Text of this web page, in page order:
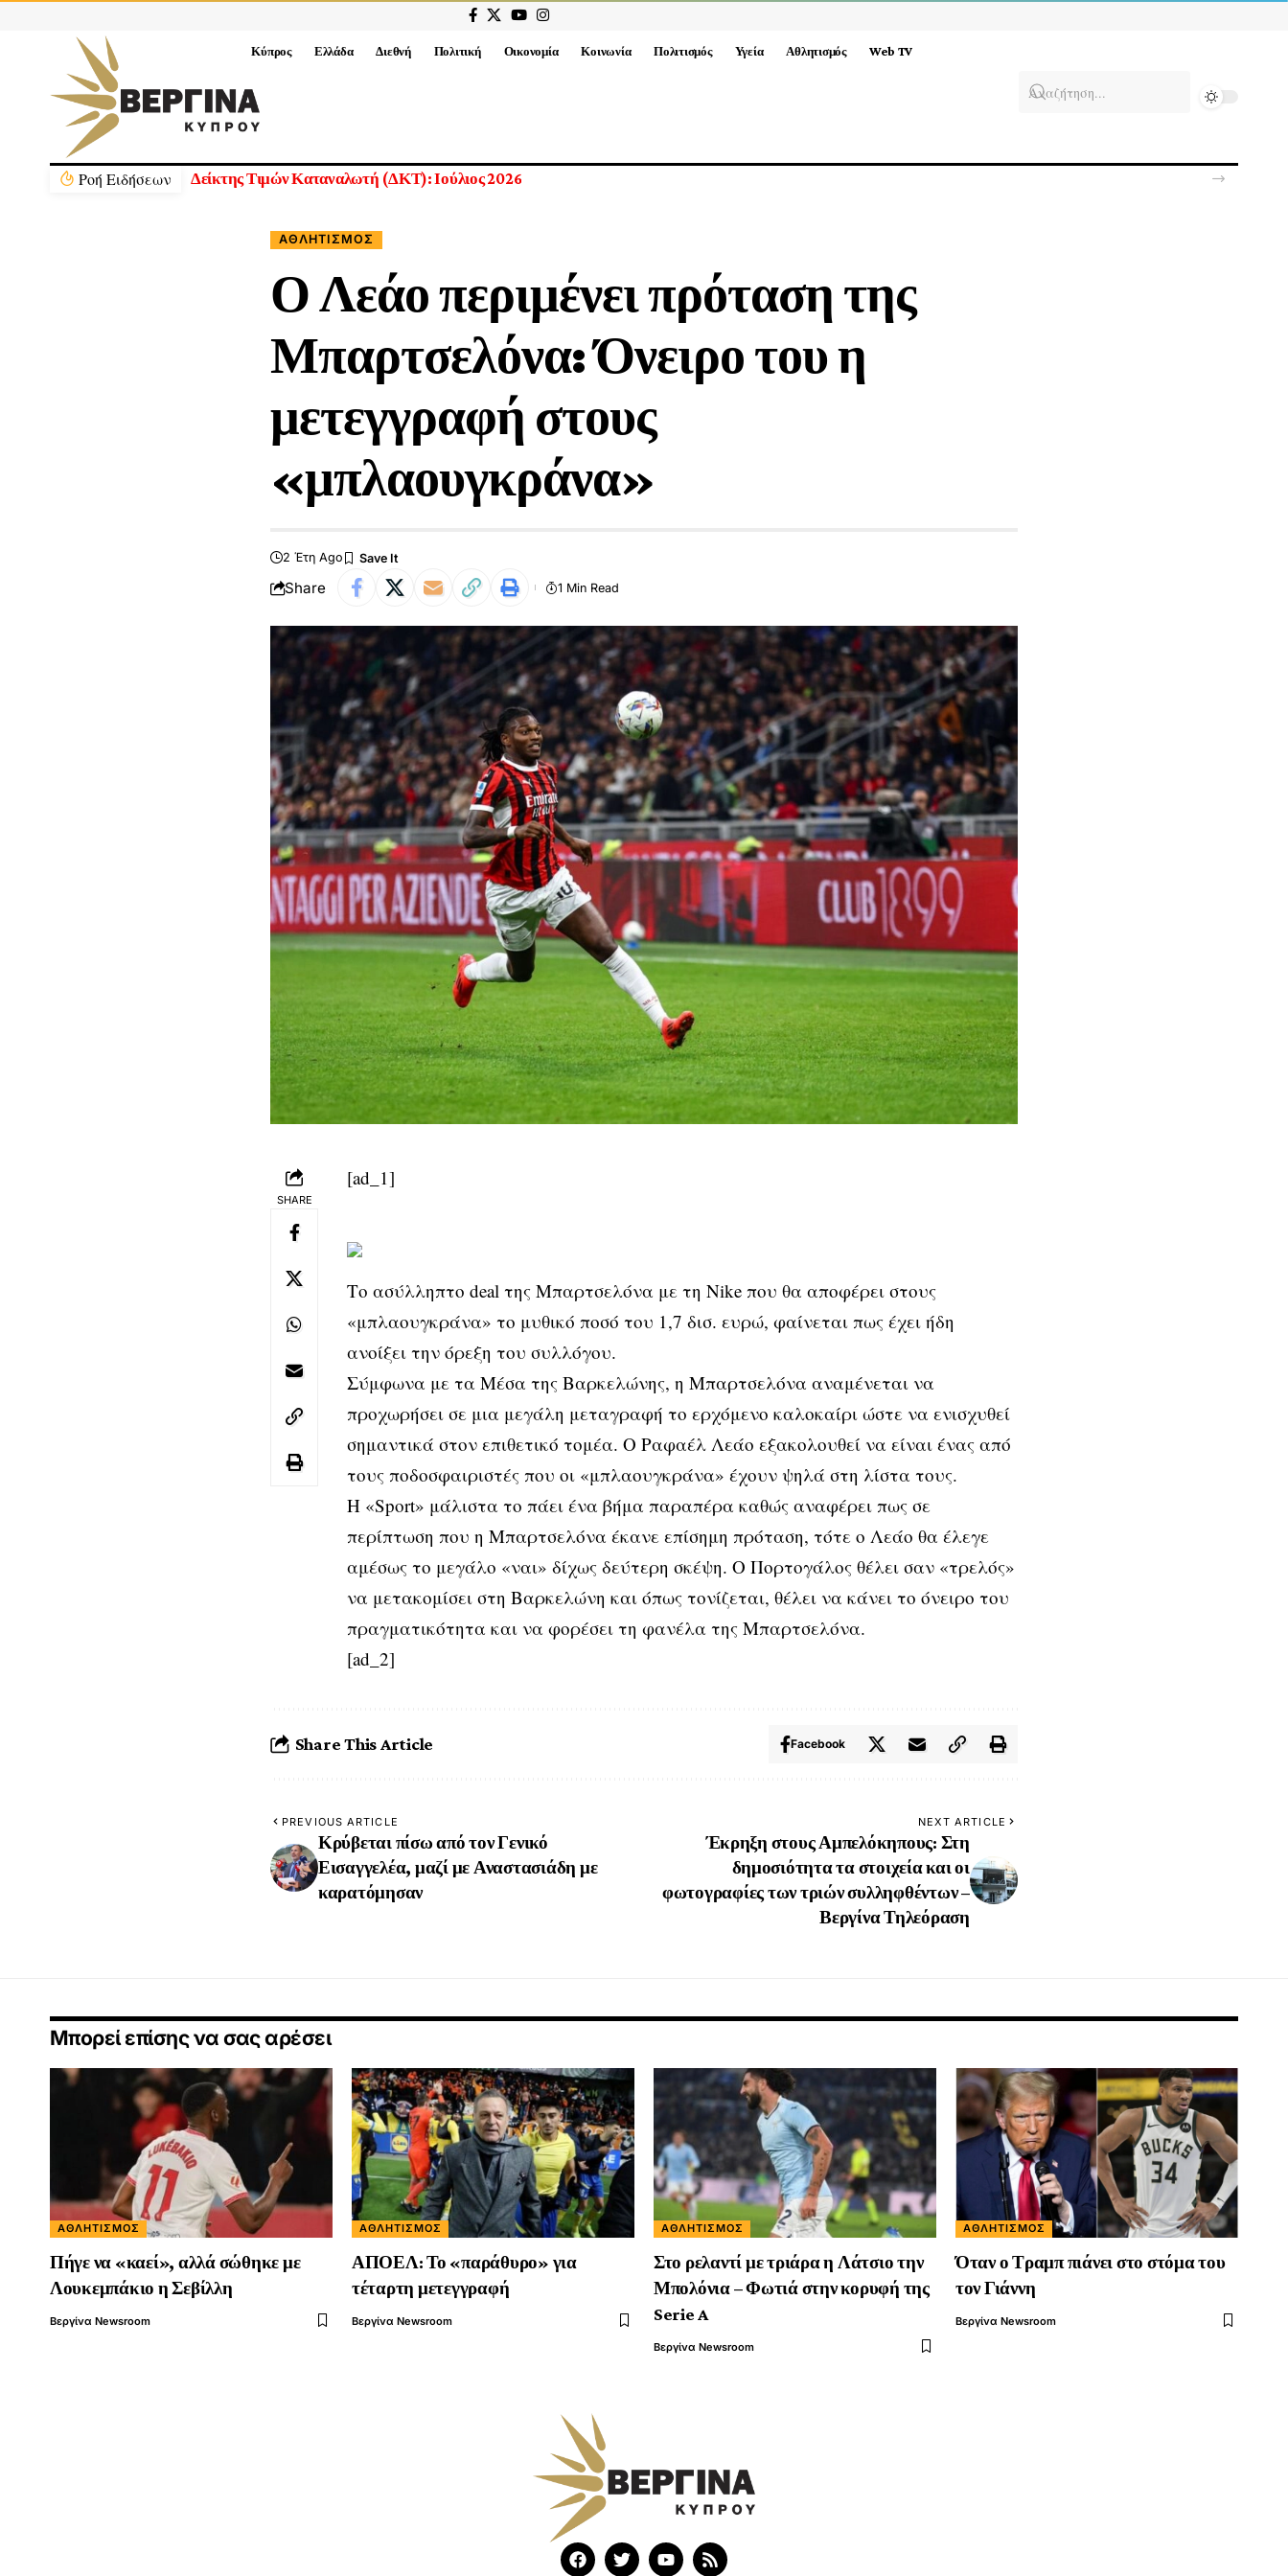
Κύπρος Ελλάδα Διεθνή Πολιτική Οικονομία Κοινωνία Πολιτισμός Υγεία Αθλητισμός Web TV
Ρoή Ειδήσεων Νέα Διοικητικά Συμβούλια Ημικρατικών Οργανισμών που έχουν εγκριθεί από το Υπουργικό Συμβούλιο
ΑΘΛΗΤΙΣΜΌΣ
Ο Λεάο περιμένει πρόταση της
Μπαρτσελόνα: Όνειρο του η
μετεγγραφή στους
«μπλαουγκράνα»
2 Έτη Ago
Share 1 Min Read
SHARE
[ad_1]
Το ασύλληπτο deal της Μπαρτσελόνα με τη Nike που θα αποφέρει στους
«μπλαουγκράνα» το μυθικό ποσό του 1,7 δισ. ευρώ, φαίνεται πως έχει ήδη
ανοίξει την όρεξη του συλλόγου.
Σύμφωνα με τα Μέσα της Βαρκελώνης, η Μπαρτσελόνα αναμένεται να
προχωρήσει σε μια μεγάλη μεταγραφή το ερχόμενο καλοκαίρι ώστε να ενισχυθεί
σημαντικά στον επιθετικό τομέα. Ο Ραφαέλ Λεάο εξακολουθεί να είναι ένας από
τους ποδοσφαιριστές που οι «μπλαουγκράνα» έχουν ψηλά στη λίστα τους.
Η «Sport» μάλιστα το πάει ένα βήμα παραπέρα καθώς αναφέρει πως σε
περίπτωση που η Μπαρτσελόνα έκανε επίσημη πρόταση, τότε ο Λεάο θα έλεγε
αμέσως το μεγάλο «ναι» δίχως δεύτερη σκέψη. Ο Πορτογάλος θέλει σαν «τρελός»
να μετακομίσει στη Βαρκελώνη και όπως τονίζεται, θέλει να κάνει το όνειρο του
πραγματικότητα και να φορέσει τη φανέλα της Μπαρτσελόνα.
[ad_2]
Share This Article Facebook
PREVIOUS ARTICLE
Κρύβεται πίσω από τον Γενικό
Εισαγγελέα, μαζί με Αναστασιάδη με
καρατόμησαν
NEXT ARTICLE
Έκρηξη στους Αμπελόκηπους: Στη
δημοσιότητα τα στοιχεία και οι
φωτογραφίες των τριών συλληφθέντων –
Βεργίνα Τηλεόραση
Μπορεί επίσης να σας αρέσει
ΑΘΛΗΤΙΣΜΌΣ
Πήγε να «καεί», αλλά σώθηκε με
Λουκεμπάκιο η Σεβίλλη
Βεργίνα Newsroom
ΑΘΛΗΤΙΣΜΌΣ
ΑΠΟΕΛ: Το «παράθυρο» για
τέταρτη μετεγγραφή
Βεργίνα Newsroom
ΑΘΛΗΤΙΣΜΌΣ
Στο ρελαντί με τριάρα η Λάτσιο την
Μπολόνια – Φωτιά στην κορυφή της
Serie A
Βεργίνα Newsroom
ΑΘΛΗΤΙΣΜΌΣ
Όταν ο Τραμπ πιάνει στο στόμα του
τον Γιάννη
Βεργίνα Newsroom